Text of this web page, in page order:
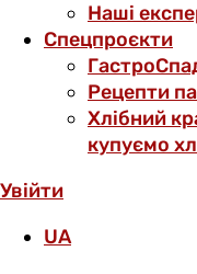
Наші
Спецпроєкти
Рецепти
Хлібний
купуємо
Увійти
UA